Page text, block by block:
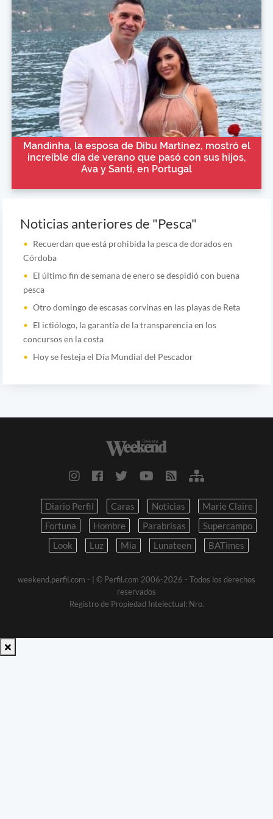
Mandinha, la esposa de Dibu Martínez, mostró el
increíble día de verano que pasó con sus hijos,
Ava y Santi, en Portugal
Noticias anteriores de "Pesca"
Recuerdan que está prohibida la pesca de dorados en
Córdoba
El último fin de semana de enero se despidió con buena
pesca
Otro domingo de escasas corvinas en las playas de Reta
El ictiólogo, la garantía de la transparencia en los
concursos en la costa
Hoy se festeja el Día Mundial del Pescador
Diario Perfil Caras Noticias
Marie Claire
Fortuna
Hombre Parabrisas
Supercampo
Look
Luz Mia Lunateen BATimes
weekend.perfil.com -
| © Perfil.com 2006-2026 - Todos los derechos
reservados
Registro de Propiedad Intelectual: Nro.